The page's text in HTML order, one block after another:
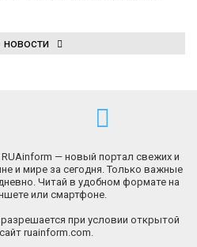
новости
RUAinform — новый портал свежих и
и мире за сегодня. Только важные
Читай в удобном формате на
или смартфоне.
при условии открытой
ruainform.com.